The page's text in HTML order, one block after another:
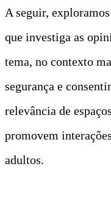
A seguir,
que investiga as
tema, no contexto
segurança e
relevância de
promovem
adultos.